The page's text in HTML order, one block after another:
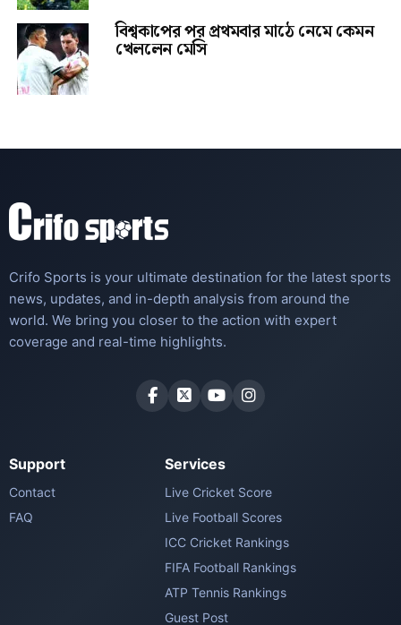
বিশ্বকাপের পর প্রথমবার মাঠে নেমে কেমন
খেললেন মেসি
Crifo Sports is your ultimate destination for the latest sports
news, updates, and in-depth analysis from around the
world. We bring you closer to the action with expert
coverage and real-time highlights.
Support
Contact
FAQ
Services
Live Cricket Score
Live Football Scores
ICC Cricket Rankings
FIFA Football Rankings
ATP Tennis Rankings
Guest Post